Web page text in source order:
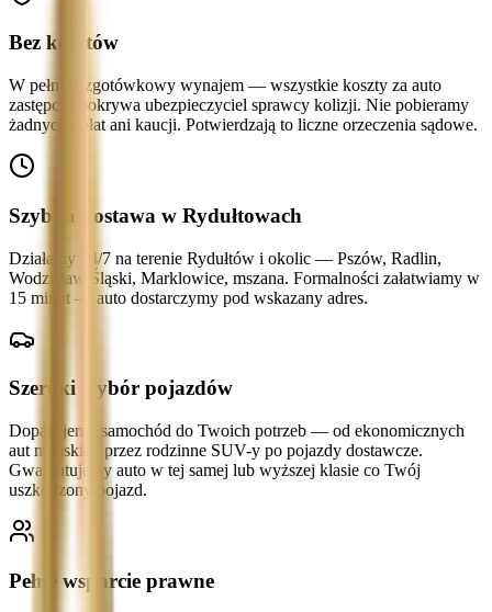
Bez kosztów
W pełni bezgotówkowy wynajem — wszystkie koszty za auto
zastępcze pokrywa ubezpieczyciel sprawcy kolizji. Nie pobieramy
żadnych opłat ani kaucji. Potwierdzają to liczne orzeczenia sądowe.
Szybka dostawa w Rydułtowach
Działamy 24/7 na terenie Rydułtów i okolic — Pszów, Radlin,
Wodzisław Śląski, Marklowice, mszana. Formalności załatwiamy w
15 minut — auto dostarczymy pod wskazany adres.
Szeroki wybór pojazdów
Dopasujemy samochód do Twoich potrzeb — od ekonomicznych
aut miejskich przez rodzinne SUV-y po pojazdy dostawcze.
Gwarantujemy auto w tej samej lub wyższej klasie co Twój
uszkodzony pojazd.
Pełne wsparcie prawne